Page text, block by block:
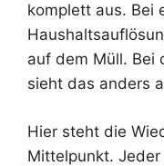
komplett aus. Bei
auf dem Müll. Bei
sieht das anders
Hier steht die
Mittelpunkt.